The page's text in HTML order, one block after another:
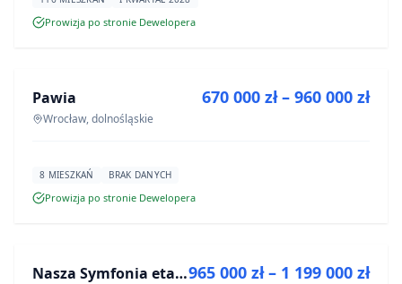
Prowizja po stronie Dewelopera
INWESTYCJA
Pawia
Wrocław, dolnośląskie
670 000 zł – 960 000 zł
8 MIESZKAŃ BRAK DANYCH
Prowizja po stronie Dewelopera
INWESTYCJA Nasza Symfonia etap III965 000 zł – 1 199 000 zł